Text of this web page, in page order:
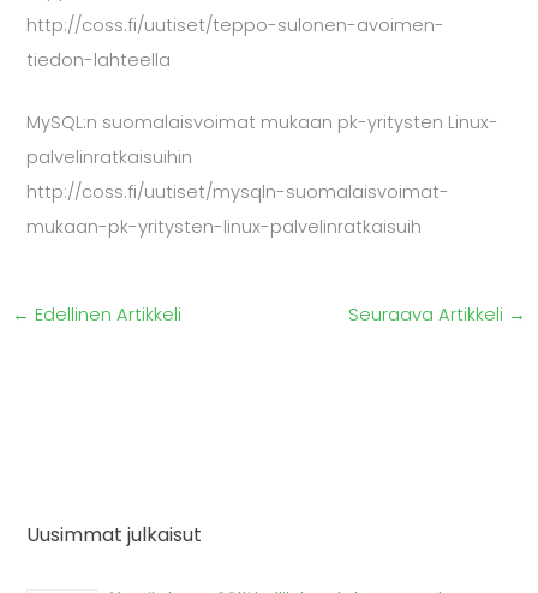
http://coss.fi/uutiset/teppo-sulonen-avoimen-
tiedon-lahteella
MySQL:n suomalaisvoimat mukaan pk-yritysten Linux-
palvelinratkaisuihin
http://coss.fi/uutiset/mysqln-suomalaisvoimat-
mukaan-pk-yritysten-linux-palvelinratkaisuih
← Edellinen Artikkeli Seuraava Artikkeli →
Uusimmat julkaisut